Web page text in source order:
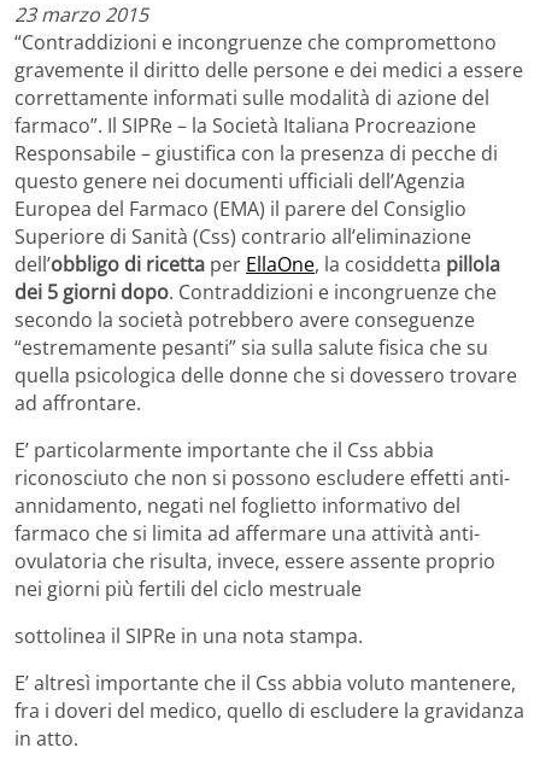
23 marzo 2015
“Contraddizioni e incongruenze che compromettono
gravemente il diritto delle persone e dei medici a essere
correttamente informati sulle modalità di azione del
farmaco”. Il SIPRe – la Società Italiana Procreazione
Responsabile – giustifica con la presenza di pecche di
questo genere nei documenti ufficiali dell’Agenzia
Europea del Farmaco (EMA) il parere del Consiglio
Superiore di Sanità (Css) contrario all’eliminazione
dell’obbligo di ricetta per EllaOne, la cosiddetta pillola
dei 5 giorni dopo. Contraddizioni e incongruenze che
secondo la società potrebbero avere conseguenze
“estremamente pesanti” sia sulla salute fisica che su
quella psicologica delle donne che si dovessero trovare
ad affrontare.
E’ particolarmente importante che il Css abbia
riconosciuto che non si possono escludere effetti anti-
annidamento, negati nel foglietto informativo del
farmaco che si limita ad affermare una attività anti-
ovulatoria che risulta, invece, essere assente proprio
nei giorni più fertili del ciclo mestruale
sottolinea il SIPRe in una nota stampa.
E’ altresì importante che il Css abbia voluto mantenere,
fra i doveri del medico, quello di escludere la gravidanza
in atto.